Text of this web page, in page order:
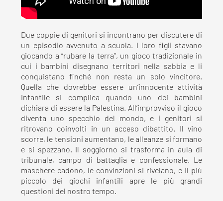
Due coppie di genitori si incontrano per discutere di
un episodio avvenuto a scuola. I loro figli stavano
giocando a “rubare la terra”, un gioco tradizionale in
cui i bambini disegnano territori nella sabbia e li
conquistano finché non resta un solo vincitore.
Quella che dovrebbe essere un’innocente attività
infantile si complica quando uno dei bambini
dichiara di essere la Palestina. All’improvviso il gioco
diventa uno specchio del mondo, e i genitori si
ritrovano coinvolti in un acceso dibattito. Il vino
scorre, le tensioni aumentano, le alleanze si formano
e si spezzano. Il soggiorno si trasforma in aula di
tribunale, campo di battaglia e confessionale. Le
maschere cadono, le convinzioni si rivelano, e il più
piccolo dei giochi infantili apre le più grandi
questioni del nostro tempo.